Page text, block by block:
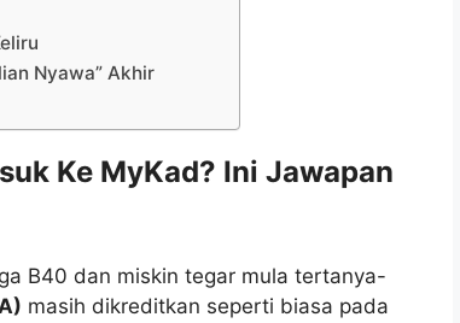
Nyawa” Akhir
Ke MyKad? Ini Jawapan
B40 dan miskin tegar mula tertanya-
masih dikreditkan seperti biasa pada